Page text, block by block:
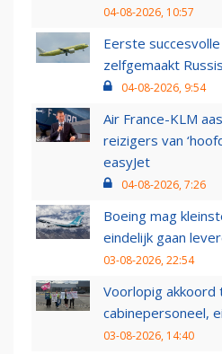
04-08-2026, 10:57
Eerste
zelfgemaakt
04-08-2026, 9:54
Air France-KLM
reizigers van
easyJet
04-08-2026, 7:26
Boeing mag
eindelijk gaan
03-08-2026, 22:54
Voorlopig akkoord
cabinepersoneel,
03-08-2026, 14:40